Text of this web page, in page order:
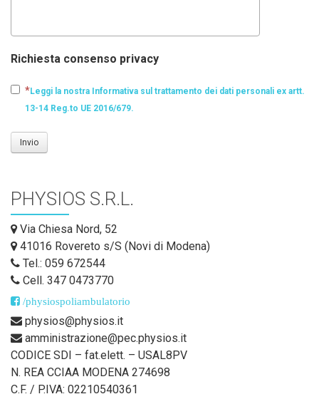
Richiesta consenso privacy
Leggi la nostra Informativa sul trattamento dei dati personali ex artt.
13-14 Reg.to UE 2016/679.
Invio
PHYSIOS S.R.L.
Via Chiesa Nord, 52
41016 Rovereto s/S (Novi di Modena)
Tel.: 059 672544
Cell. 347 0473770
/physiospoliambulatorio
physios@physios.it
amministrazione@pec.physios.it
CODICE SDI – fat.elett. – USAL8PV
N. REA CCIAA MODENA 274698
C.F. / P.IVA: 02210540361